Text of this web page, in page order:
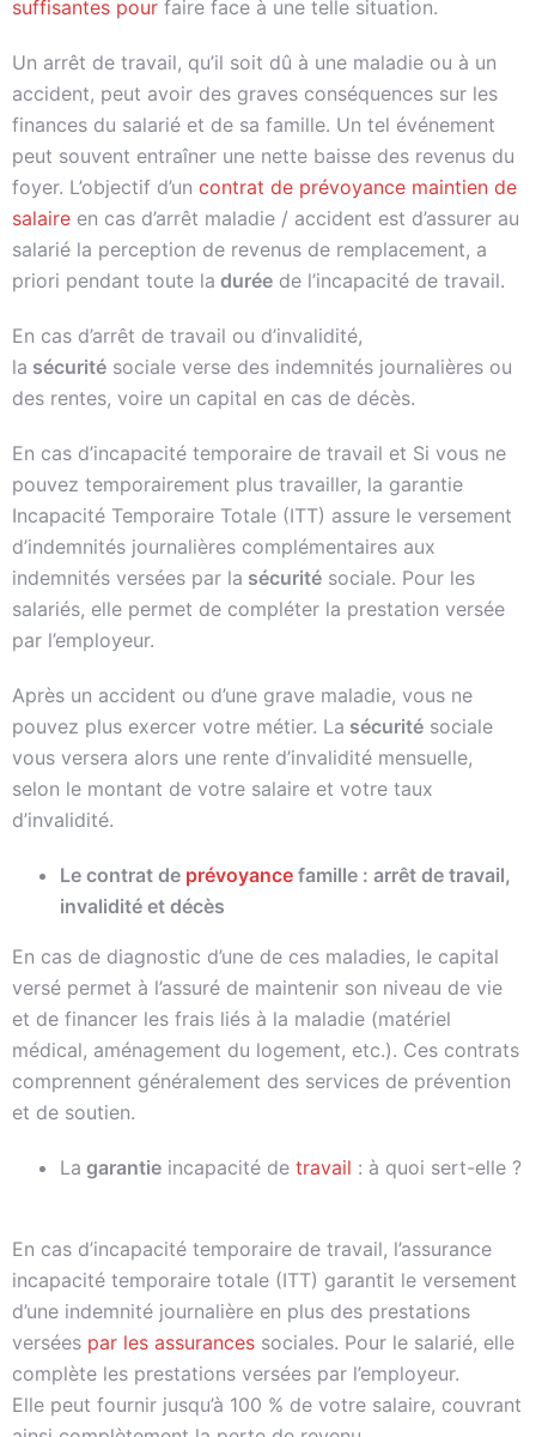
suffisantes pour faire face à une telle situation.
Un arrêt de travail, qu’il soit dû à une maladie ou à un
accident, peut avoir des graves conséquences sur les
finances du salarié et de sa famille. Un tel événement
peut souvent entraîner une nette baisse des revenus du
foyer. L’objectif d’un contrat de prévoyance maintien de
salaire en cas d’arrêt maladie / accident est d’assurer au
salarié la perception de revenus de remplacement, a
priori pendant toute la durée de l’incapacité de travail.
En cas d’arrêt de travail ou d’invalidité,
la sécurité sociale verse des indemnités journalières ou
des rentes, voire un capital en cas de décès.
En cas d’incapacité temporaire de travail et Si vous ne
pouvez temporairement plus travailler, la garantie
Incapacité Temporaire Totale (ITT) assure le versement
d’indemnités journalières complémentaires aux
indemnités versées par la sécurité sociale. Pour les
salariés, elle permet de compléter la prestation versée
par l’employeur.
Après un accident ou d’une grave maladie, vous ne
pouvez plus exercer votre métier. La sécurité sociale
vous versera alors une rente d’invalidité mensuelle,
selon le montant de votre salaire et votre taux
d’invalidité.
Le contrat de prévoyance famille : arrêt de travail,
invalidité et décès
En cas de diagnostic d’une de ces maladies, le capital
versé permet à l’assuré de maintenir son niveau de vie
et de financer les frais liés à la maladie (matériel
médical, aménagement du logement, etc.). Ces contrats
comprennent généralement des services de prévention
et de soutien.
La garantie incapacité de travail : à quoi sert-elle ?
En cas d’incapacité temporaire de travail, l’assurance
incapacité temporaire totale (ITT) garantit le versement
d’une indemnité journalière en plus des prestations
versées par les assurances sociales. Pour le salarié, elle
complète les prestations versées par l’employeur.
Elle peut fournir jusqu’à 100 % de votre salaire, couvrant